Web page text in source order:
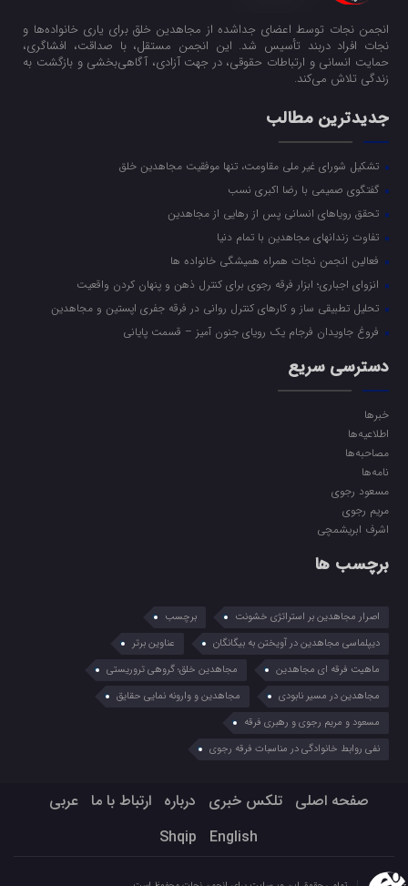
انجمن نجات توسط اعضای جداشده از مجاهدین خلق برای یاری خانواده‌ها و
نجات افراد دربند تأسیس شد. این انجمن مستقل، با صداقت، افشاگری،
حمایت انسانی و ارتباطات حقوقی، در جهت آزادی، آگاهی‌بخشی و بازگشت به
زندگی تلاش می‌کند.
جدیدترین مطالب
تشکیل شورای غیر ملی مقاومت، تنها موفقیت مجاهدین خلق
گفتگوی صمیمی با رضا اکبری نسب
تحقق رویاهای انسانی پس از رهایی از مجاهدین
تفاوت زندانهای مجاهدین با تمام دنیا
فعالین انجمن نجات همراه همیشگی خانواده ها
انزوای اجباری؛ ابزار فرقه رجوی برای کنترل ذهن و پنهان کردن واقعیت
تحلیل تطبیقی ساز و کارهای کنترل روانی در فرقه جفری اپستین و مجاهدین
فروغ جاویدان فرجام یک رویای جنون آمیز – قسمت پایانی
دسترسی سریع
خبرها
اطلاعیه‌ها
مصاحبه‌ها
نامه‌ها
مسعود رجوی
مریم رجوی
اشرف ابریشمچی
برچسب ها
اصرار مجاهدین بر استراتژی خشونت
برچسب
دیپلماسی مجاهدین در آویختن به بیگانگان
عناوین برتر
ماهیت فرقه ای مجاهدین
مجاهدین خلق؛ گروهی تروریستی
مجاهدین در مسیر نابودی
مجاهدین و وارونه نمایی حقایق
مسعود و مریم رجوی و رهبری فرقه
نفی روابط خانوادگی در مناسبات فرقه رجوی
صفحه اصلی تلکس خبری درباره ارتباط با ما
عربي
English
Shqip